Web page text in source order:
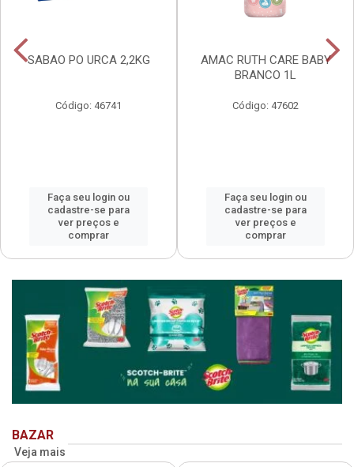
SABAO PO URCA 2,2KG
Código: 46741
Faça seu login ou
cadastre-se para
ver preços e
comprar
AMAC RUTH CARE BABY
BRANCO 1L
Código: 47602
Faça seu login ou
cadastre-se para
ver preços e
comprar
BAZAR
Veja mais